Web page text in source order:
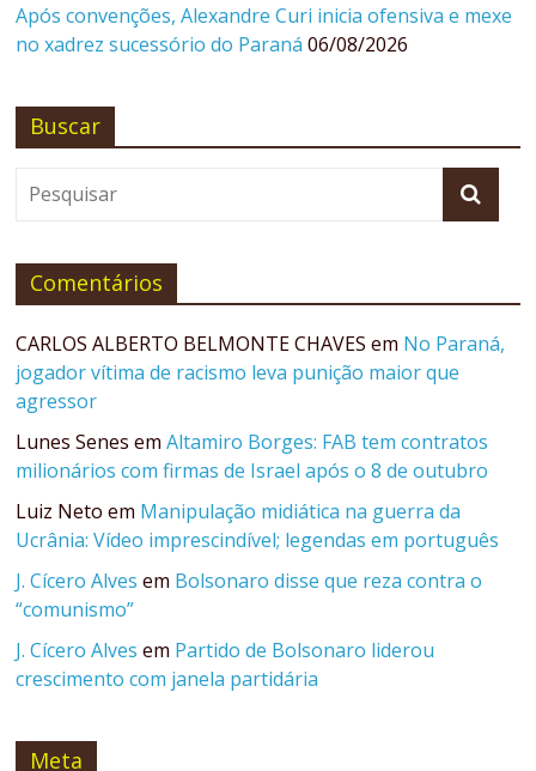
Após convenções, Alexandre Curi inicia ofensiva e mexe
no xadrez sucessório do Paraná 06/08/2026
Buscar
Comentários
CARLOS ALBERTO BELMONTE CHAVES em No Paraná,
jogador vítima de racismo leva punição maior que
agressor
Lunes Senes emAltamiro Borges: FAB tem contratos
milionários com firmas de Israel após o 8 de outubro
Luiz Neto em Manipulação midiática na guerra da
Ucrânia: Vídeo imprescindível; legendas em português
J. Cícero Alves em Bolsonaro disse que reza contra o
“comunismo”
J. Cícero Alves em Partido de Bolsonaro liderou
crescimento com janela partidária
Meta